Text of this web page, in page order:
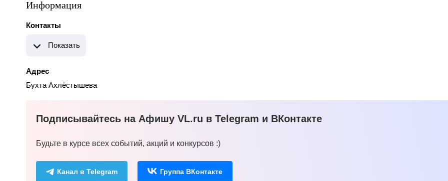
Информация
Контакты
Показать
Адрес
Бухта Ахлёстышева
Подписывайтесь на Афишу VL.ru в Telegram и ВКонтакте
Будьте в курсе всех событий, акций и конкурсов :)
Канал в Telegram Группа ВКонтакте